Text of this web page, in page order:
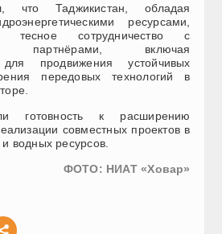
что Таджикистан, обладая
ресурсами,
тесное сотрудничество с
партнёрами, включая
для продвижения устойчивых
передовых технологий в
готовность к расширению
совместных проектов в
водных ресурсов.
ФОТО: НИАТ «Ховар»